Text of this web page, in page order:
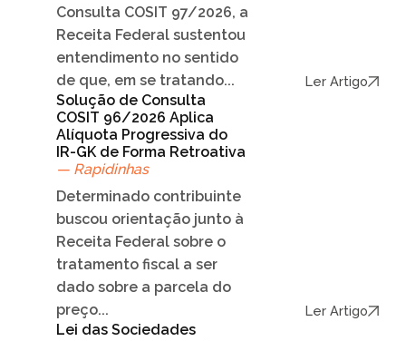
Consulta COSIT 97/2026, a
Receita Federal sustentou
entendimento no sentido
de que, em se tratando...
Ler Artigo
Solução de Consulta
COSIT 96/2026 Aplica
Alíquota Progressiva do
IR-GK de Forma Retroativa
— Rapidinhas
Determinado contribuinte
buscou orientação junto à
Receita Federal sobre o
tratamento fiscal a ser
dado sobre a parcela do
preço...
Ler Artigo
Lei das Sociedades